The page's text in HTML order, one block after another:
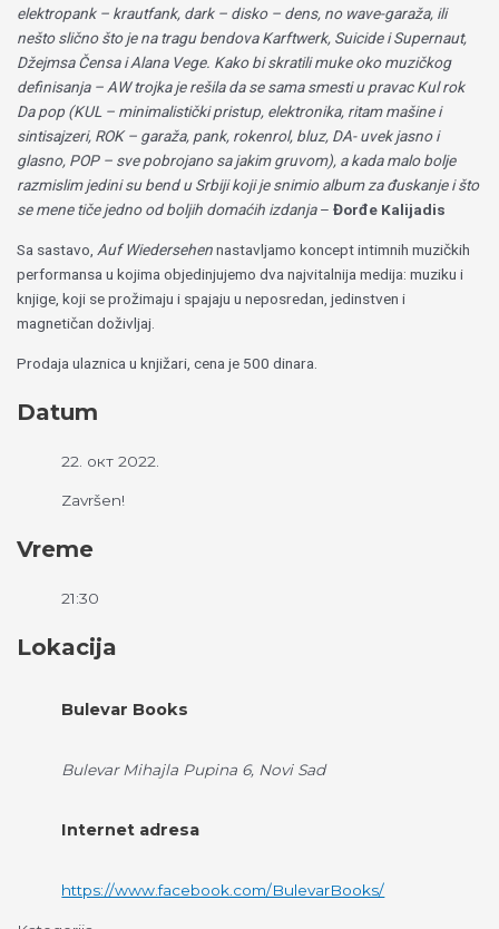
elektropank – krautfank, dark – disko – dens, no wave-garaža, ili
nešto slično što je na tragu bendova Karftwerk, Suicide i Supernaut,
Džejmsa Čensa i Alana Vege. Kako bi skratili muke oko muzičkog
definisanja – AW trojka je rešila da se sama smesti u pravac Kul rok
Da pop (KUL – minimalistički pristup, elektronika, ritam mašine i
sintisajzeri, ROK – garaža, pank, rokenrol, bluz, DA- uvek jasno i
glasno, POP – sve pobrojano sa jakim gruvom), a kada malo bolje
razmislim jedini su bend u Srbiji koji je snimio album za đuskanje i što
se mene tiče jedno od boljih domaćih izdanja–Đorđe Kalijadis
Sa sastavo, Auf Wiedersehennastavljamo koncept intimnih muzičkih
performansa u kojima objedinjujemo dva najvitalnija medija: muziku i
knjige, koji se prožimaju i spajaju u neposredan, jedinstven i
magnetičan doživljaj.
Prodaja ulaznica u knjižari, cena je 500 dinara.
Datum
22. окт 2022.
Završen!
Vreme
21:30
Lokacija
Bulevar Books
Bulevar Mihajla Pupina 6, Novi Sad
Internet adresa
https://www.facebook.com/BulevarBooks/